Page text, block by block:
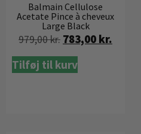
Balmain Cellulose
Acetate Pince à cheveux
Large Black
979,00kr. 783,00 kr.
Tilføj til kurv